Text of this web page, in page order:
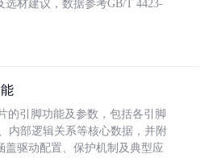
选材建议，数据参考GB/T 4423-
的引脚功能及参数，包括各引脚
内部逻辑关系等核心数据，并附
盖驱动配置、保护机制及典型应